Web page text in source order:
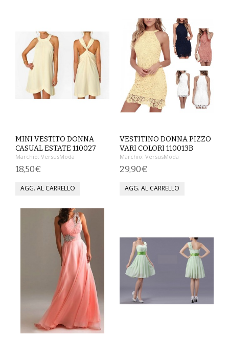
ABITI
SOTTOGONNE
VELI
COMPLETI
COSTUMI E COPRICOSTUMI
PANTALONI
TUTE E FELPE
MINI VESTITO DONNA
CASUAL ESTATE 110027
Marchio: VersusModa
18,50€
VESTITINO DONNA PIZZO
VARI COLORI 110013B
Marchio: VersusModa
29,90€